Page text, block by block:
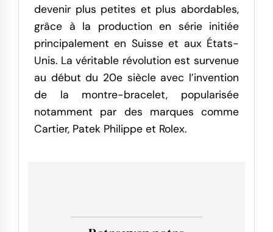
devenir plus petites et plus abordables,
grâce à la production en série initiée
principalement en Suisse et aux États-
Unis. La véritable révolution est survenue
au début du 20e siècle avec l’invention
de la montre-bracelet, popularisée
notamment par des marques comme
Cartier, Patek Philippe et Rolex.